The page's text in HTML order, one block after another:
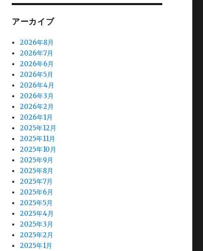
アーカイブ
2026年8月
2026年7月
2026年6月
2026年5月
2026年4月
2026年3月
2026年2月
2026年1月
2025年12月
2025年11月
2025年10月
2025年9月
2025年8月
2025年7月
2025年6月
2025年5月
2025年4月
2025年3月
2025年2月
2025年1月